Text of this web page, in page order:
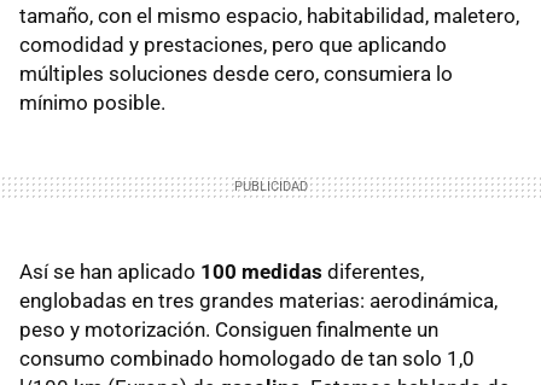
tamaño, con el mismo espacio, habitabilidad, maletero,
comodidad y prestaciones, pero que aplicando
múltiples soluciones desde cero, consumiera lo
mínimo posible.
Así se han aplicado 100 medidas diferentes,
englobadas en tres grandes materias: aerodinámica,
peso y motorización. Consiguen finalmente un
consumo combinado homologado de tan solo 1,0